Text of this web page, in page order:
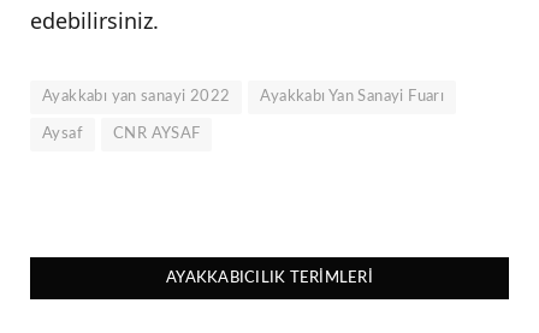
edebilirsiniz.
Ayakkabı yan sanayi 2022 Ayakkabı Yan Sanayi Fuarı
Aysaf CNR AYSAF
AYAKKABICILIK TERIMLERI